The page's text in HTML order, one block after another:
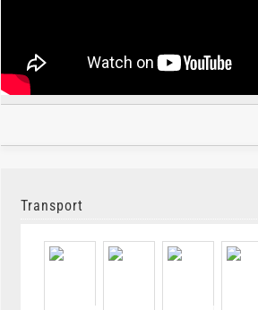
Transport